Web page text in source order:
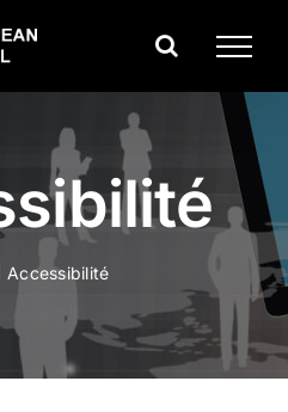
Accessibilité